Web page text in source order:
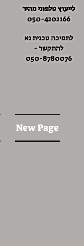
לייעוץ טלפוני מהיר
050-4202166
לתמיכה טכנית נא
להתקשר -
050-8780076
New Page